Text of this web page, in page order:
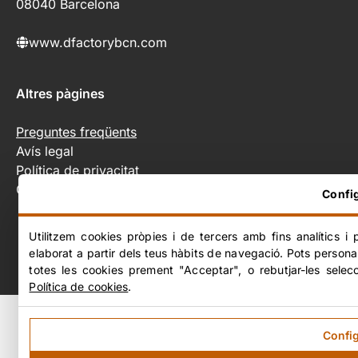
08040 Barcelona
www.dfactorybcn.com
Altres pàgines
Preguntes freqüents
Avís legal
Política de privacitat
Configurar galetes
Utilitzem cookies pròpies i de tercers amb fins analítics
elaborat a partir dels teus hàbits de navegació. Pots
totes les cookies prement "Acceptar", o rebutjar-les
Política de cookies.